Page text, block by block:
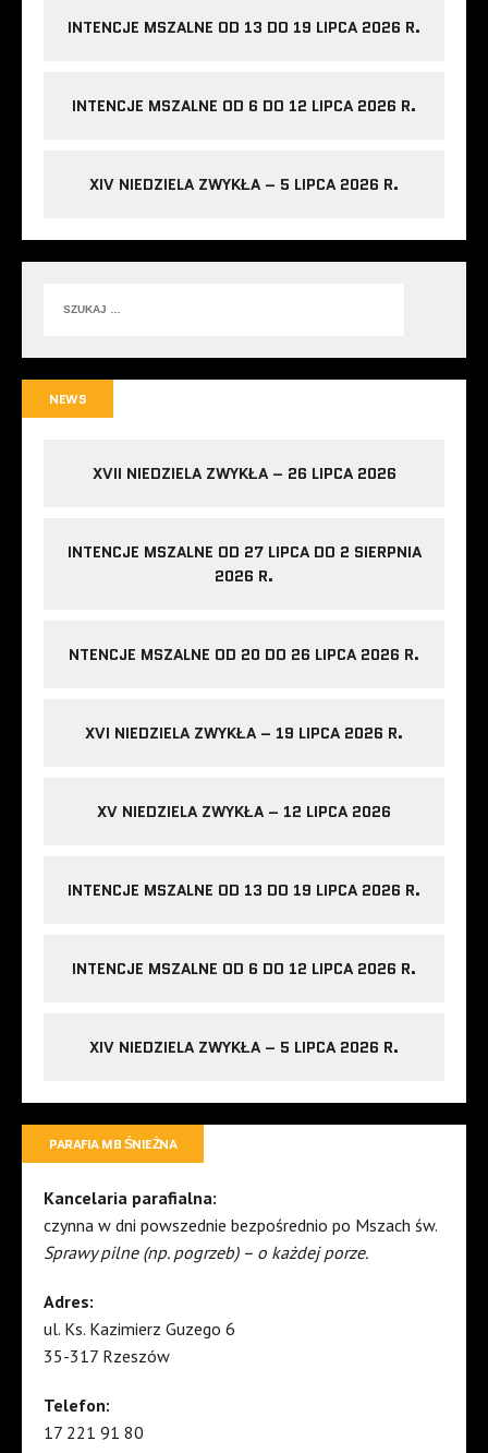
INTENCJE MSZALNE OD 13 DO 19 LIPCA 2026 R.
INTENCJE MSZALNE OD 6 DO 12 LIPCA 2026 R.
XIV NIEDZIELA ZWYKŁA – 5 LIPCA 2026 R.
NEWS
XVII NIEDZIELA ZWYKŁA – 26 LIPCA 2026
INTENCJE MSZALNE OD 27 LIPCA DO 2 SIERPNIA
2026 R.
NTENCJE MSZALNE OD 20 DO 26 LIPCA 2026 R.
XVI NIEDZIELA ZWYKŁA – 19 LIPCA 2026 R.
XV NIEDZIELA ZWYKŁA – 12 LIPCA 2026
INTENCJE MSZALNE OD 13 DO 19 LIPCA 2026 R.
INTENCJE MSZALNE OD 6 DO 12 LIPCA 2026 R.
XIV NIEDZIELA ZWYKŁA – 5 LIPCA 2026 R.
PARAFIA MB ŚNIEŻNA
Kancelaria parafialna:
czynna w dni powszednie bezpośrednio po Mszach św.
Sprawy pilne (np. pogrzeb) – o każdej porze.
Adres:
ul. Ks. Kazimierz Guzego 6
35-317 Rzeszów
Telefon:
17 221 91 80